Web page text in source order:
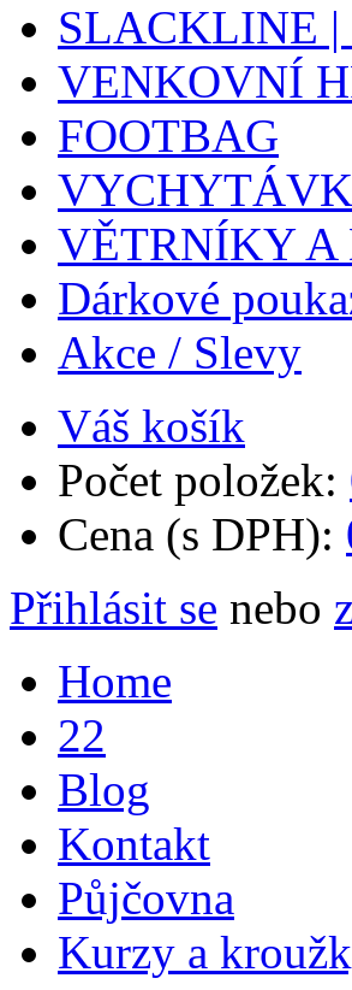
SLACKLINE
VENKOVNÍ
FOOTBAG
VĚTRNÍKY A
Dárkové
Akce / Slevy
Váš košík
Počet položek:
Cena (s DPH):
Přihlásit se nebo
Home
22
Blog
Kontakt
Půjčovna
Kurzy a